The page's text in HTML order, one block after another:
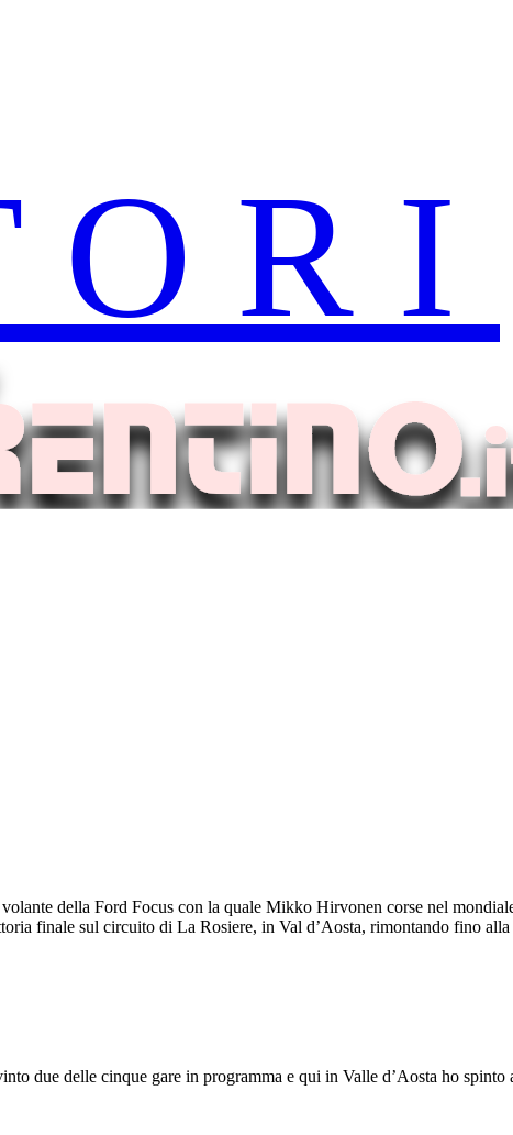
della Ford Focus con la quale Mikko Hirvonen corse nel
finale sul circuito di La Rosiere, in Val d’Aosta, rimontando fino
due delle cinque gare in programma e qui in Valle d’Aosta ho